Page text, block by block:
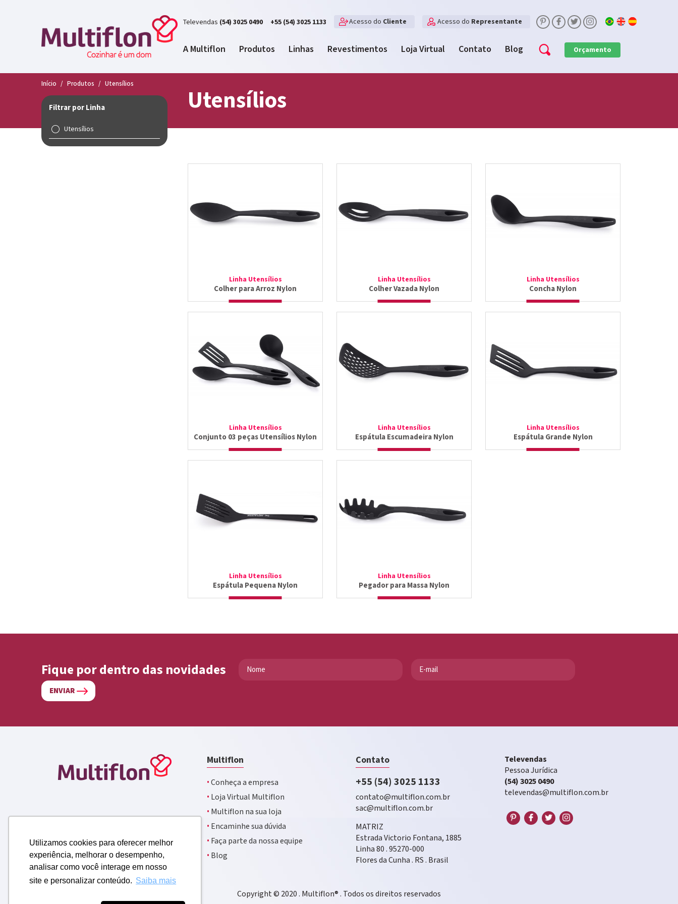
Utilizamos cookies para oferecer melhor
experiência, melhorar o desempenho,
analisar como você interage em nosso
site e personalizar conteúdo. Saiba mais
Televendas (54) 3025 0490 +55 (54) 3025 1133 Acesso do Cliente Acesso do Representante
A Multiflon Produtos Linhas Revestimentos Loja Virtual Contato Blog Orçamento
Início / Produtos / Utensílios
Utensílios
Filtrar por Linha
Utensílios
Linha Utensílios
Colher para Arroz Nylon
Linha Utensílios
Colher Vazada Nylon
Linha Utensílios
Concha Nylon
Linha Utensílios
Conjunto 03 peças Utensílios Nylon
Linha Utensílios
Espátula Escumadeira Nylon
Linha Utensílios
Espátula Grande Nylon
Linha Utensílios
Espátula Pequena Nylon
Linha Utensílios
Pegador para Massa Nylon
Fique por dentro das novidades
ENVIAR
Multiflon
·Conheça a empresa
· Loja Virtual Multiflon
· Multiflon na sua loja
· Encaminhe sua dúvida
· Faça parte da nossa equipe
· Blog
Contato
+55 (54) 3025 1133
contato@multiflon.com.br
sac@multiflon.com.br
MATRIZ
Estrada Victorio Fontana, 1885
Linha 80 . 95270-000
Flores da Cunha . RS . Brasil
Televendas
Pessoa Jurídica
(54) 3025 0490
televendas@multiflon.com.br
Copyright © 2020 . Multiflon® . Todos os direitos reservados